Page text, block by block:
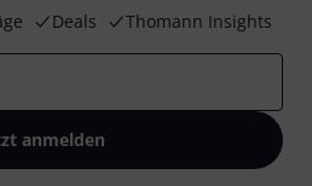
Deals Thomann Insights
anmelden